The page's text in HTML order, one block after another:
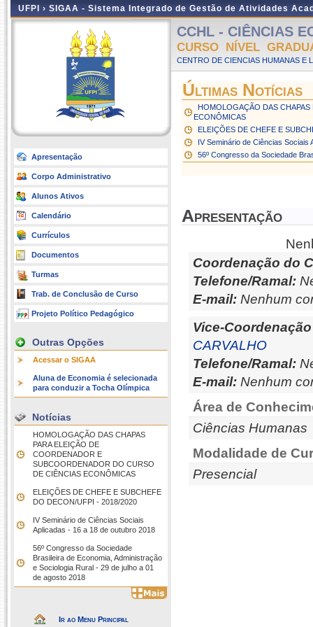
UFPI › SIGAA - Sistema Integrado de Gestão de Atividades
Apresentação
Corpo Administrativo
Alunos Ativos
Calendário
Currículos
Documentos
Turmas
Trab. de Conclusão de Curso
Projeto Político Pedagógico
Outras Opções
Acessar o SIGAA
Aluna de Economia é selecionada
para conduzir a Tocha Olímpica
Notícias
HOMOLOGAÇÃO DAS CHAPAS
PARA ELEIÇÃO DE
COORDENADOR E
SUBCOORDENADOR DO CURSO
DE CIÊNCIAS ECONÔMICAS
ELEIÇÕES DE CHEFE E SUBCHEFE
DO DECON/UFPI - 2018/2020
IV Seminário de Ciências Sociais
Aplicadas - 16 a 18 de outubro 2018
56º Congresso da Sociedade
Brasileira de Economia, Administração
e Sociologia Rural - 29 de julho a 01
de agosto 2018
Ir ao Menu Principal
CCHL - CIÊNCIAS
CURSO NÍVEL
CENTRO DE CIENCIAS HUMANAS E
Últimas Notícias
HOMOLOGAÇÃO DAS
ECONÔMICAS
ELEIÇÕES DE CHEFE E
IV Seminário de Ciências Sociais
56º Congresso da Sociedade
Apresentação
Coordenação do
Telefone/Ramal:
E-mail: Nenhum
Vice-
CARVALHO
Telefone/Ramal:
E-mail: Nenhum
Área de
Ciências Humanas
Modalidade de
Presencial